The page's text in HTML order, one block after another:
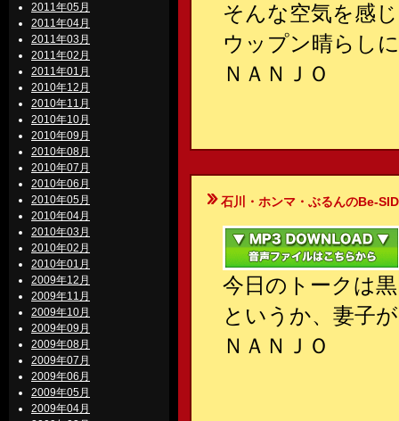
2011年05月
2011年04月
2011年03月
2011年02月
2011年01月
2010年12月
2010年11月
2010年10月
2010年09月
2010年08月
2010年07月
2010年06月
2010年05月
2010年04月
2010年03月
2010年02月
2010年01月
2009年12月
2009年11月
2009年10月
2009年09月
2009年08月
2009年07月
2009年06月
2009年05月
2009年04月
そんな空気を感
ウップン晴らし
ＮＡＮＪＯ
石川・ホンマ・ぶるんのBe-
今日のトークは
というか、妻子
ＮＡＮＪＯ